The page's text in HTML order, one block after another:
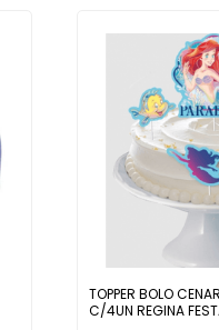
TOPPER BOLO
C/4UN REGINA